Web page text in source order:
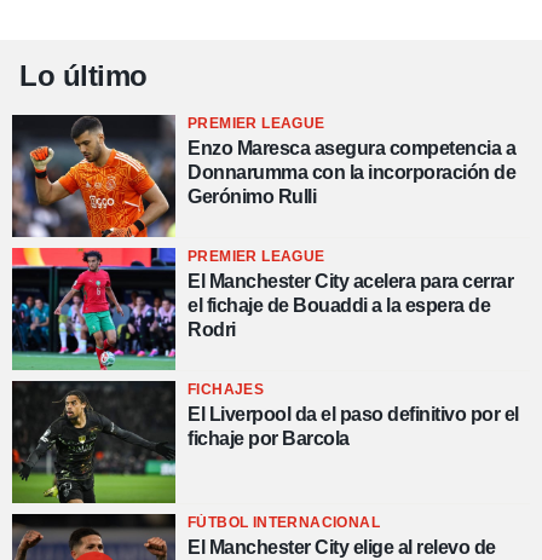
Lo último
PREMIER LEAGUE
Enzo Maresca asegura competencia a
Donnarumma con la incorporación de
Gerónimo Rulli
PREMIER LEAGUE
El Manchester City acelera para cerrar
el fichaje de Bouaddi a la espera de
Rodri
FICHAJES
El Liverpool da el paso definitivo por el
fichaje por Barcola
FÚTBOL INTERNACIONAL
El Manchester City elige al relevo de